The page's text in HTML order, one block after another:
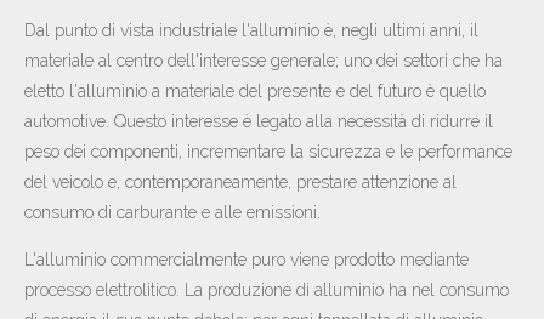
Dal punto di vista industriale l'alluminio è, negli ultimi anni, il
materiale al centro dell'interesse generale; uno dei settori che ha
eletto l'alluminio a materiale del presente e del futuro è quello
automotive. Questo interesse è legato alla necessità di ridurre il
peso dei componenti, incrementare la sicurezza e le performance
del veicolo e, contemporaneamente, prestare attenzione al
consumo di carburante e alle emissioni.
L'alluminio commercialmente puro viene prodotto mediante
processo elettrolitico. La produzione di alluminio ha nel consumo